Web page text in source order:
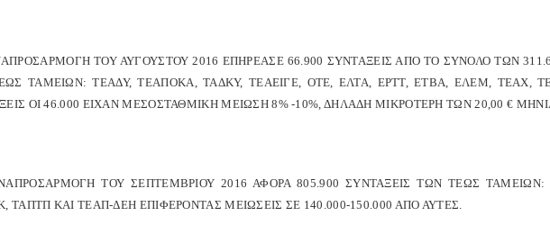
ΤΟΥ ΑΥΓΟΥΣΤΟΥ 2016 ΕΠΗΡΕΑΣΕ 66.900 ΣΥΝΤΑΞΕΙΣ ΑΠΟ ΤΟ ΣΥΝΟΛΟ ΤΩΝ
ΤΑΜΕΙΩΝ: ΤΕΑΔΥ, ΤΕΑΠΟΚΑ, ΤΑΔΚΥ, ΤΕΑΕΙΓΕ, ΟΤΕ, ΕΛΤΑ, ΕΡΤΤ, ΕΤΒΑ, ΕΛΕΜ, ΤΕΑΧ,
ΟΙ 46.000 ΕΙΧΑΝ ΜΕΣΟΣΤΑΘΜΙΚΗ ΜΕΙΩΣΗ 8% -10%, ΔΗΛΑΔΗ ΜΙΚΡΟΤΕΡΗ ΤΩΝ 20,00 €
ΤΟΥ ΣΕΠΤΕΜΒΡΙΟΥ 2016 ΑΦΟΡΑ 805.900 ΣΥΝΤΑΞΕΙΣ ΤΩΝ ΤΕΩΣ
ΤΑΠΤΠ ΚΑΙ ΤΕΑΠ-ΔΕΗ ΕΠΙΦΕΡΟΝΤΑΣ ΜΕΙΩΣΕΙΣ ΣΕ 140.000-150.000 ΑΠΟ ΑΥΤΕΣ.